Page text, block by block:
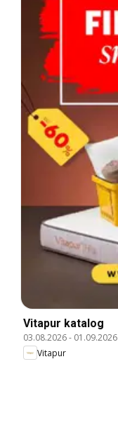
Vitapur katalog
03.08.2026- 01.09.2026
Vitapur